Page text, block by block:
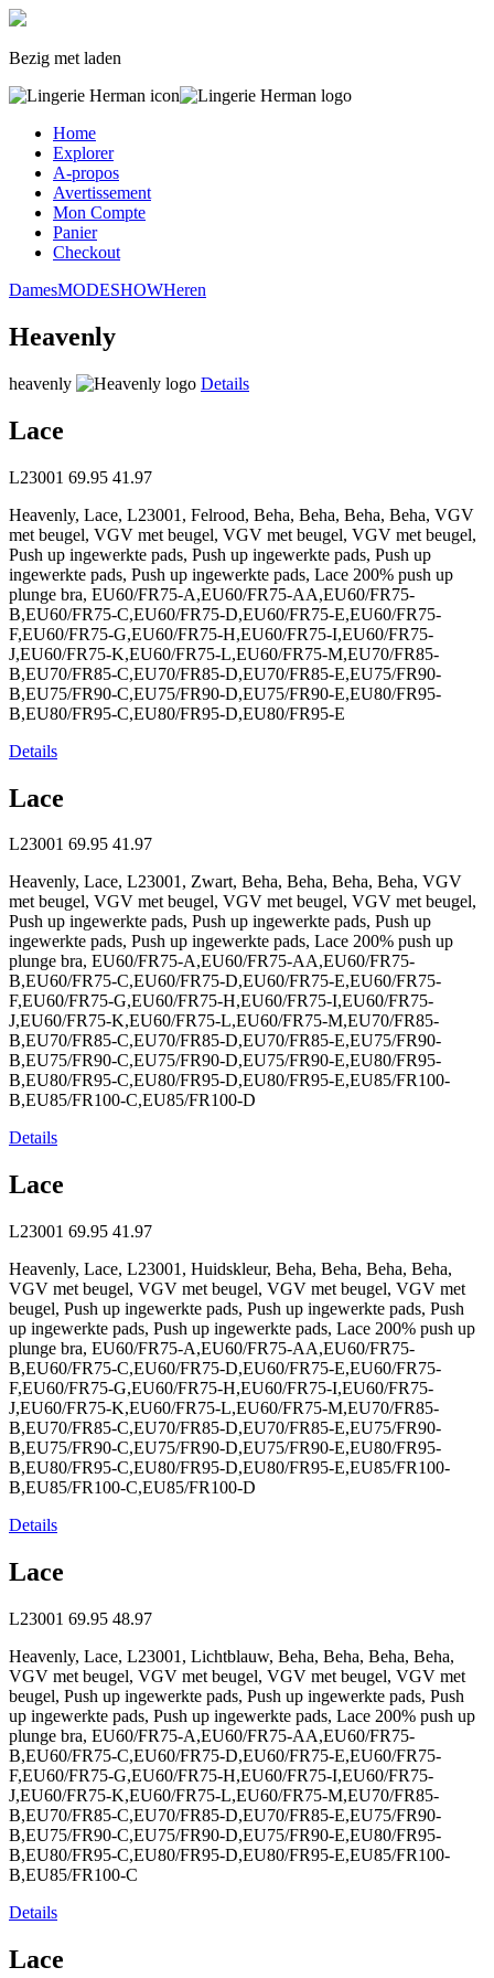
Bezig met laden
Home
Explorer
A-propos
Avertissement
Mon Compte
Panier
Checkout
DamesMODESHOWHeren
Heavenly
heavenly Details
Lace
L23001 69.95 41.97
Heavenly, Lace, L23001, Felrood, Beha, Beha, Beha, Beha, VGV
met beugel, VGV met beugel, VGV met beugel, VGV met beugel,
Push up ingewerkte pads, Push up ingewerkte pads, Push up
ingewerkte pads, Push up ingewerkte pads, Lace 200% push up
plunge bra, EU60/FR75-A,EU60/FR75-AA,EU60/FR75-
B,EU60/FR75-C,EU60/FR75-D,EU60/FR75-E,EU60/FR75-
F,EU60/FR75-G,EU60/FR75-H,EU60/FR75-I,EU60/FR75-
J,EU60/FR75-K,EU60/FR75-L,EU60/FR75-M,EU70/FR85-
B,EU70/FR85-C,EU70/FR85-D,EU70/FR85-E,EU75/FR90-
B,EU75/FR90-C,EU75/FR90-D,EU75/FR90-E,EU80/FR95-
B,EU80/FR95-C,EU80/FR95-D,EU80/FR95-E
Details
Lace
L23001 69.95 41.97
Heavenly, Lace, L23001, Zwart, Beha, Beha, Beha, Beha, VGV
met beugel, VGV met beugel, VGV met beugel, VGV met beugel,
Push up ingewerkte pads, Push up ingewerkte pads, Push up
ingewerkte pads, Push up ingewerkte pads, Lace 200% push up
plunge bra, EU60/FR75-A,EU60/FR75-AA,EU60/FR75-
B,EU60/FR75-C,EU60/FR75-D,EU60/FR75-E,EU60/FR75-
F,EU60/FR75-G,EU60/FR75-H,EU60/FR75-I,EU60/FR75-
J,EU60/FR75-K,EU60/FR75-L,EU60/FR75-M,EU70/FR85-
B,EU70/FR85-C,EU70/FR85-D,EU70/FR85-E,EU75/FR90-
B,EU75/FR90-C,EU75/FR90-D,EU75/FR90-E,EU80/FR95-
B,EU80/FR95-C,EU80/FR95-D,EU80/FR95-E,EU85/FR100-
B,EU85/FR100-C,EU85/FR100-D
Details
Lace
L23001 69.95 41.97
Heavenly, Lace, L23001, Huidskleur, Beha, Beha, Beha, Beha,
VGV met beugel, VGV met beugel, VGV met beugel, VGV met
beugel, Push up ingewerkte pads, Push up ingewerkte pads, Push
up ingewerkte pads, Push up ingewerkte pads, Lace 200% push up
plunge bra, EU60/FR75-A,EU60/FR75-AA,EU60/FR75-
B,EU60/FR75-C,EU60/FR75-D,EU60/FR75-E,EU60/FR75-
F,EU60/FR75-G,EU60/FR75-H,EU60/FR75-I,EU60/FR75-
J,EU60/FR75-K,EU60/FR75-L,EU60/FR75-M,EU70/FR85-
B,EU70/FR85-C,EU70/FR85-D,EU70/FR85-E,EU75/FR90-
B,EU75/FR90-C,EU75/FR90-D,EU75/FR90-E,EU80/FR95-
B,EU80/FR95-C,EU80/FR95-D,EU80/FR95-E,EU85/FR100-
B,EU85/FR100-C,EU85/FR100-D
Details
Lace
L23001 69.95 48.97
Heavenly, Lace, L23001, Lichtblauw, Beha, Beha, Beha, Beha,
VGV met beugel, VGV met beugel, VGV met beugel, VGV met
beugel, Push up ingewerkte pads, Push up ingewerkte pads, Push
up ingewerkte pads, Push up ingewerkte pads, Lace 200% push up
plunge bra, EU60/FR75-A,EU60/FR75-AA,EU60/FR75-
B,EU60/FR75-C,EU60/FR75-D,EU60/FR75-E,EU60/FR75-
F,EU60/FR75-G,EU60/FR75-H,EU60/FR75-I,EU60/FR75-
J,EU60/FR75-K,EU60/FR75-L,EU60/FR75-M,EU70/FR85-
B,EU70/FR85-C,EU70/FR85-D,EU70/FR85-E,EU75/FR90-
B,EU75/FR90-C,EU75/FR90-D,EU75/FR90-E,EU80/FR95-
B,EU80/FR95-C,EU80/FR95-D,EU80/FR95-E,EU85/FR100-
B,EU85/FR100-C
Details
Lace